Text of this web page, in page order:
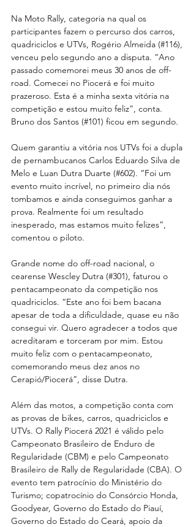
Na Moto Rally, categoria na qual os
participantes fazem o percurso dos carros,
quadriciclos e UTVs, Rogério Almeida (#116),
venceu pelo segundo ano a disputa. “Ano
passado comemorei meus 30 anos de off-
road. Comecei no Piocerá e foi muito
prazeroso. Esta é a minha sexta vitória na
competição e estou muito feliz”, conta.
Bruno dos Santos (#101) ficou em segundo.
Quem garantiu a vitória nos UTVs foi a dupla
de pernambucanos Carlos Eduardo Silva de
Melo e Luan Dutra Duarte (#602). “Foi um
evento muito incrível, no primeiro dia nós
tombamos e ainda conseguimos ganhar a
prova. Realmente foi um resultado
inesperado, mas estamos muito felizes”,
comentou o piloto.
Grande nome do off-road nacional, o
cearense Wescley Dutra (#301), faturou o
pentacampeonato da competição nos
quadriciclos. “Este ano foi bem bacana
apesar de toda a dificuldade, quase eu não
consegui vir. Quero agradecer a todos que
acreditaram e torceram por mim. Estou
muito feliz com o pentacampeonato,
comemorando meus dez anos no
Cerapió/Piocerá”, disse Dutra.
Além das motos, a competição conta com
as provas de bikes, carros, quadriciclos e
UTVs. O Rally Piocerá 2021 é válido pelo
Campeonato Brasileiro de Enduro de
Regularidade (CBM) e pelo Campeonato
Brasileiro de Rally de Regularidade (CBA). O
evento tem patrocínio do Ministério do
Turismo; copatrocínio do Consórcio Honda,
Goodyear, Governo do Estado do Piauí,
Governo do Estado do Ceará, apoio da